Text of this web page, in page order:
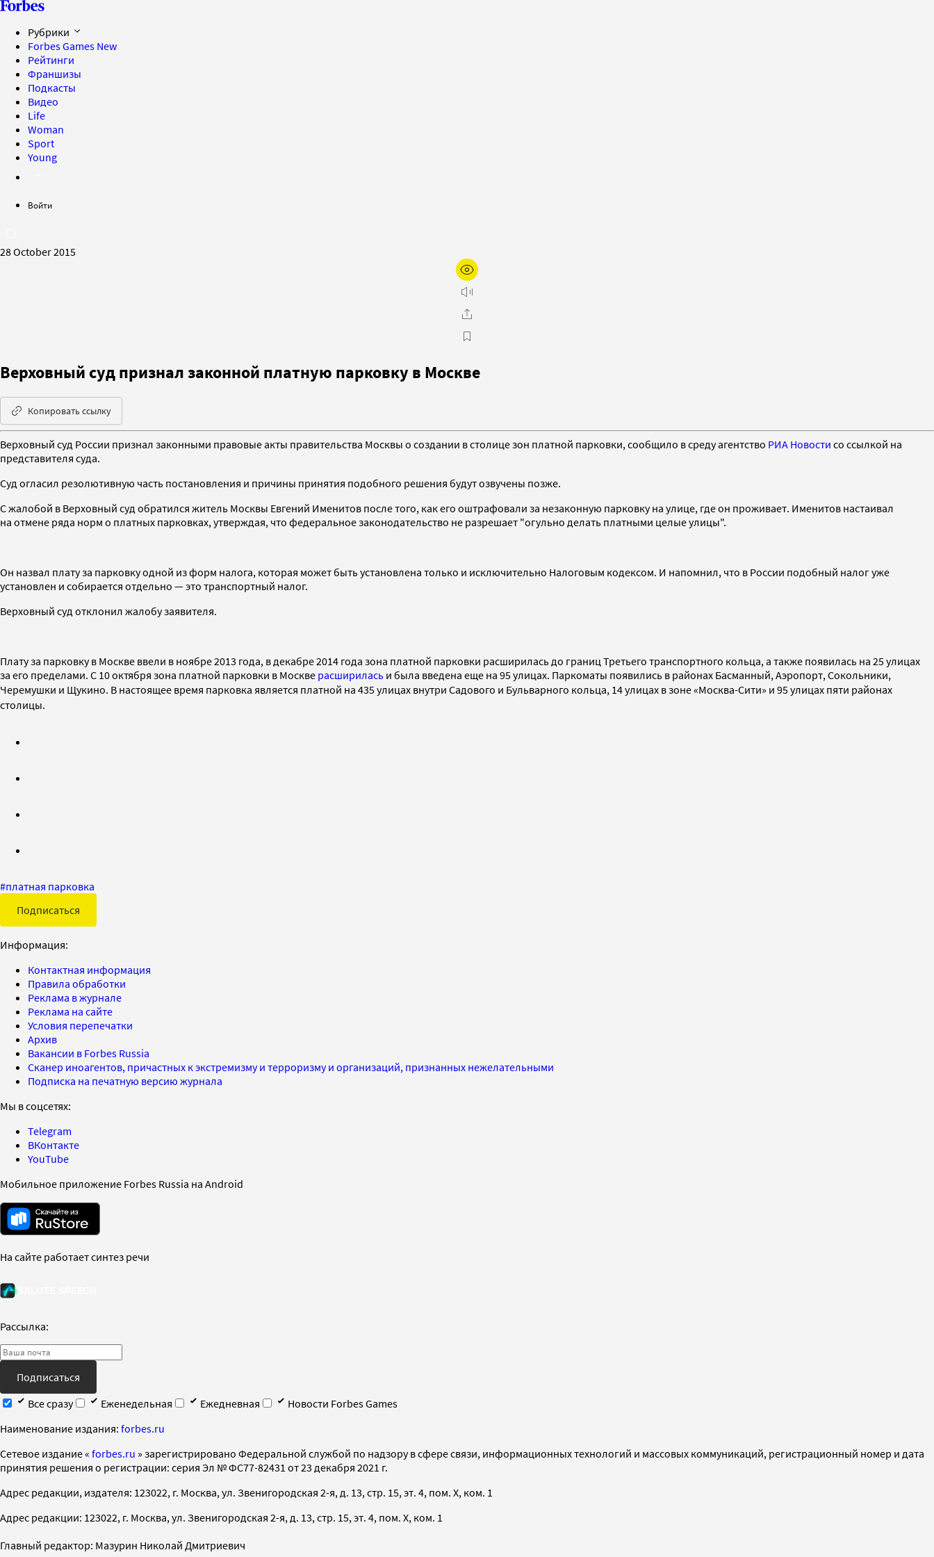
Рубрики
Forbes Games New
Рейтинги
Франшизы
Подкасты
Видео
Life
Woman
Sport
Young
Войти
28 October 2015
Верховный суд признал законной платную парковку в Москве
Копировать ссылку
Верховный суд России признал законными правовые акты правительства Москвы о создании в столице зон платной парковки, сообщило в среду агентство РИА Новости со ссылкой на
представителя суда.
Суд огласил резолютивную часть постановления и причины принятия подобного решения будут озвучены позже.
С жалобой в Верховный суд обратился житель Москвы Евгений Именитов после того, как его оштрафовали за незаконную парковку на улице, где он проживает. Именитов настаивал
на отмене ряда норм о платных парковках, утверждая, что федеральное законодательство не разрешает "огульно делать платными целые улицы".
Он назвал плату за парковку одной из форм налога, которая может быть установлена только и исключительно Налоговым кодексом. И напомнил, что в России подобный налог уже
установлен и собирается отдельно — это транспортный налог.
Верховный суд отклонил жалобу заявителя.
Плату за парковку в Москве ввели в ноябре 2013 года, в декабре 2014 года зона платной парковки расширилась до границ Третьего транспортного кольца, а также появилась на 25 улицах
за его пределами. С 10 октября зона платной парковки в Москве расширилась и была введена еще на 95 улицах. Паркоматы появились в районах Басманный, Аэропорт, Сокольники,
Черемушки и Щукино. В настоящее время парковка является платной на 435 улицах внутри Садового и Бульварного кольца, 14 улицах в зоне «Москва-Сити» и 95 улицах пяти районах
столицы.
#платная парковка
Подписаться
Информация:
Контактная информация
Правила обработки
Реклама в журнале
Реклама на сайте
Условия перепечатки
Архив
Вакансии в Forbes Russia
Сканер иноагентов, причастных к экстремизму и терроризму и организаций, признанных нежелательными
Подписка на печатную версию журнала
Мы в соцсетях:
Telegram
ВКонтакте
YouTube
Мобильное приложение Forbes Russia на Android
На сайте работает синтез речи
Рассылка:
Подписаться
Все сразу
Еженедельная Ежедневная
Новости Forbes Games
Наименование издания: forbes.ru
Cетевое издание « forbes.ru » зарегистрировано Федеральной службой по надзору в сфере связи, информационных технологий и массовых коммуникаций, регистрационный номер и дата
принятия решения о регистрации: серия Эл № ФС77-82431 от 23 декабря 2021 г.
Адрес редакции, издателя: 123022, г. Москва, ул. Звенигородская 2-я, д. 13, стр. 15, эт. 4, пом. X, ком. 1
Адрес редакции: 123022, г. Москва, ул. Звенигородская 2-я, д. 13, стр. 15, эт. 4, пом. X, ком. 1
Главный редактор: Мазурин Николай Дмитриевич